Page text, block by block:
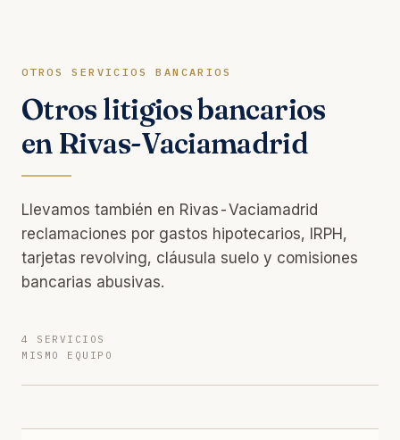
OTROS SERVICIOS BANCARIOS
Otros litigios bancarios
en Rivas-Vaciamadrid
Llevamos también en Rivas-Vaciamadrid
reclamaciones por gastos hipotecarios, IRPH,
tarjetas revolving, cláusula suelo y comisiones
bancarias abusivas.
4 SERVICIOS
MISMO EQUIPO